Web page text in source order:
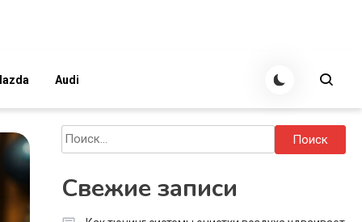
Audi
Найти:
Свежие записи